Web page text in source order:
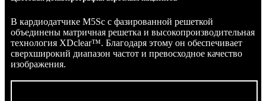
В кардиодатчике M5Sc с фазированной решеткой
объединены матричная решетка и высокопроизводительная
технология XDclear™. Благодаря этому он обеспечивает
сверхширокий диапазон частот и превосходное качество
изображения.